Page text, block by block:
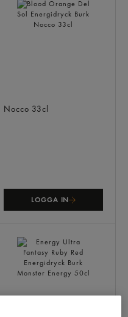
Nocco 33cl
LOGGA IN